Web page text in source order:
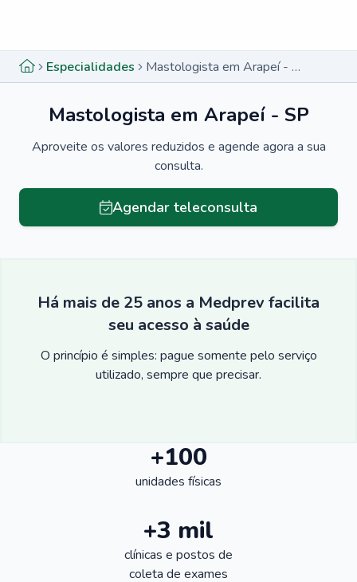
Especialidades Mastologista em Arapeí - SP
Mastologista em Arapeí - SP
Aproveite os valores reduzidos e agende agora a sua
consulta.
Agendar teleconsulta
Há mais de 25 anos a Medprev facilita
seu acesso à saúde
O princípio é simples: pague somente pelo serviço
utilizado, sempre que precisar.
+100
unidades físicas
+3 mil
clínicas e postos de
coleta de exames